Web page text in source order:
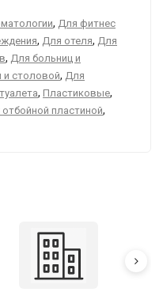
, Для фитнес
, Для отеля, Для
, Для больниц и
и столовой, Для
, Пластиковые,
отбойной пластиной,